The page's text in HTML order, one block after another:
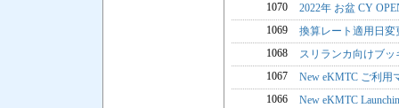
1070
2022年 お盆 CY
1069
換算レート適用日変
1068
スリランカ向けブ
1067
New eKMTC ご利用
1066
New eKMTC